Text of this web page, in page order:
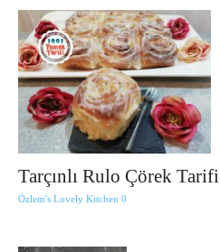
Tarçınlı Rulo Çörek Tarifi
Özlem's Lovely Kitchen 0